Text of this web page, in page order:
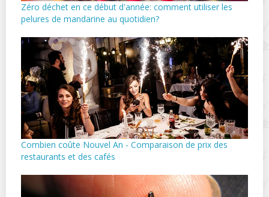
Zéro déchet en ce début d'année: comment utiliser les
pelures de mandarine au quotidien?
Combien coûte Nouvel An - Comparaison de prix des
restaurants et des cafés